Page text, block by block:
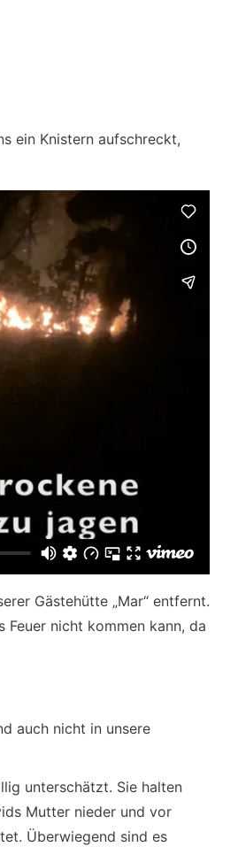
ein Knistern aufschreckt,
Gästehütte „Mar“ entfernt.
nicht kommen kann, da
auch nicht in unsere
unterschätzt. Sie halten
Mutter nieder und vor
Überwiegend sind es